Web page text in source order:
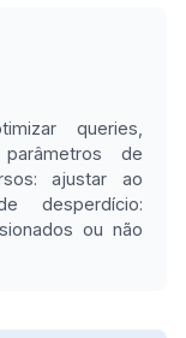
queries,
de
ajustar ao
desperdício:
ou não